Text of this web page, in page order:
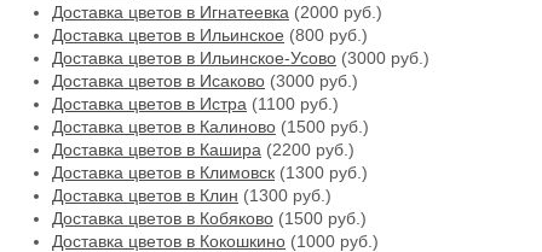
Доставка цветов в Игнатеевка (2000 руб.)
Доставка цветов в Ильинское (800 руб.)
Доставка цветов в Ильинское-Усово (3000 руб.)
Доставка цветов в Исаково (3000 руб.)
Доставка цветов в Истра (1100 руб.)
Доставка цветов в Калиново (1500 руб.)
Доставка цветов в Кашира (2200 руб.)
Доставка цветов в Климовск (1300 руб.)
Доставка цветов в Клин (1300 руб.)
Доставка цветов в Кобяково (1500 руб.)
Доставка цветов в Кокошкино (1000 руб.)